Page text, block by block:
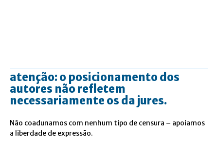
atenção: o posicionamento dos
autores não refletem
necessariamente os da jures.
Não coadunamos com nenhum tipo de censura – apoiamos
a liberdade de expressão.